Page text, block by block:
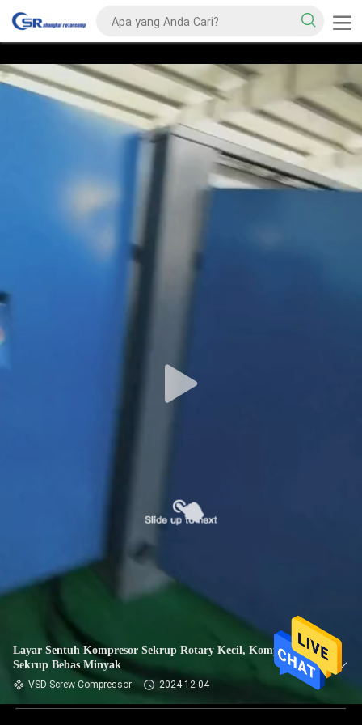
Layar Sentuh Kompresor Sekrup Rotary Kecil, Kompresor
Sekrup Bebas Minyak
VSD Screw Compressor 2024-12-04